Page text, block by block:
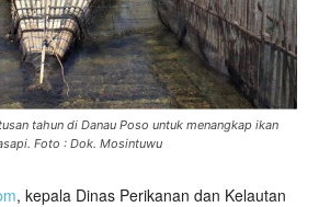
tahun di Danau Poso untuk menangkap ikan
Foto : Dok. Mosintuwu
, kepala Dinas Perikanan dan Kelautan